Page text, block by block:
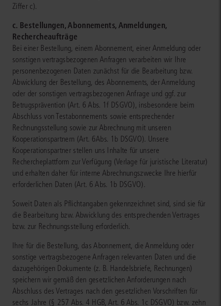
Ziffer c).
c. Bestellungen, Abonnements, Anmeldungen,
Rechercheaufträge
Bei einer Bestellung, einem Abonnement, einer Anmeldung oder
sonstigen vertragsbezogenen Anfragen verarbeiten wir Ihre
personenbezogenen Daten zunächst für die Bearbeitung bzw.
Abwicklung der Bestellung, des Abonnements, der Anmeldung
oder der sonstigen vertragsbezogenen Anfrage und ggf. zur
Betrugsprävention (Art. 6 Abs. 1f DSGVO), insbesondere beim
Abschluss von Testabonnements sowie entsprechender
Rechnungsstellung sowie zur Abrechnung mit unseren
Kooperationspartnern (Art. 6Abs. 1b DSGVO). Unsere
Kooperationspartner stellen uns Inhalte für unsere
Rechercheplattform zur Verfügung (Verlage für juristische Literatur)
und erhalten daher für interne Abrechnungszwecke Ihre hierfür
erforderlichen Daten (Art. 6 Abs. 1b DSGVO).
Soweit Daten als Pflichtangaben gekennzeichnet sind, sind sie für
die Bearbeitung bzw. Abwicklung des entsprechenden Vertrages
bzw. zur Rechnungsstellung erforderlich.
Ihre für die Bestellung, das Abonnement, die Anmeldung oder
sonstige vertragsbezogene Anfragen relevanten Daten und die
dazugehörigen Dokumente (z. B. Handelsbriefe, Rechnungen)
speichern wir gemäß den gesetzlichen Anforderungen nach
Abschluss des Vertrages nach den gesetzlichen Vorschriften für
sechs Jahre (§ 257 Abs. 4 HGB, Art. 6 Abs. 1c DSGVO) bzw. zehn